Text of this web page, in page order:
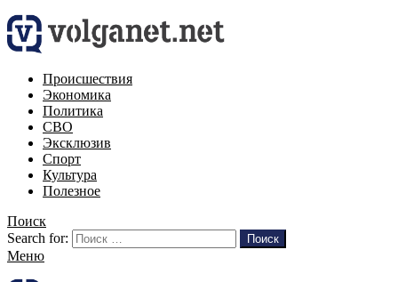
Происшествия
Экономика
Политика
СВО
Эксклюзив
Спорт
Культура
Полезное
Поиск
Search for:
Поиск
Меню